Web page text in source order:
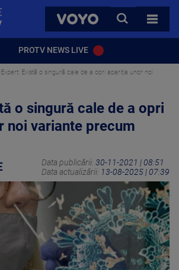
VOYO
CAUTA
TOATE
PROTV NEWS LIVE
Expert: Există o singură cale de a opri apariția unor noi
o singură cale de a opri
noi variante precum
Data publicării: 30-11-2021 | 08:51
Data actualizării: 13-08-2025 | 07:39